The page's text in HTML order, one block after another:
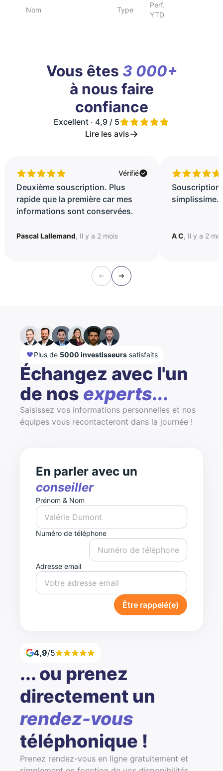
Nom Type
Perf.
YTD
Vous êtes 3 000+
à nous faire
confiance
Excellent · 4,9 / 5
Lire les avis
Vérifié
Deuxième souscription. Plus
rapide que la première car mes
informations sont conservées.
Pascal Lallemand, Il y a 2 mois
Souscription
A C, Il y a 2
Plus de 5000 investisseurs satisfaits
Échangez avec l'un
de nos experts...
Saisissez vos informations personnelles et nos
équipes vous recontacteront dans la journée !
En parler avec un
conseiller
Prénom & Nom
Numéro de téléphone
Adresse email
Être rappelé(e)
4,9/5
... ou prenez
directement un
rendez-vous
téléphonique !
Prenez rendez-vous en ligne gratuitement et